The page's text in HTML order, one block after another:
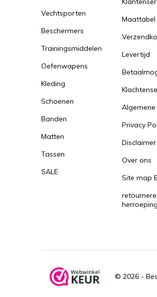
Vechtsporten
Beschermers
Trainingsmiddelen
Oefenwapens
Kleding
Schoenen
Banden
Matten
Tassen
SALE
Maattabel
Levertijd
Privacy
Disclaimer
Over ons
Site map
© 2026 -